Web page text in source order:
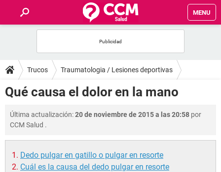
MENU
FOROS
SALUD
FAMILIA
NUTRICIÓN
BIENESTAR
Trucos Traumatologia / Lesiones deportivas
Qué causa el dolor en la mano
Última actualización:20 de noviembre de 2015 a las 20:58 por
CCM Salud .
Dedo pulgar en gatillo o pulgar en resorte
Cuál es la causa del dedo pulgar en resorte